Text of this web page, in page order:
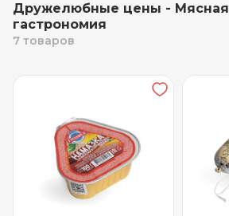
Дружелюбные цены - Мясная
гастрономия
7 товаров